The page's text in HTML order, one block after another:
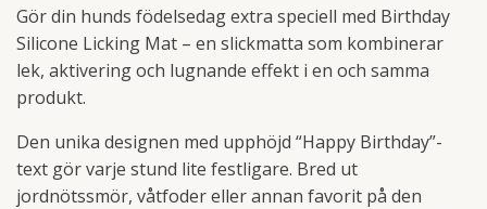
Gör din hunds födelsedag extra speciell med Birthday
Silicone Licking Mat – en slickmatta som kombinerar
lek, aktivering och lugnande effekt i en och samma
produkt.
Den unika designen med upphöjd “Happy Birthday”-
text gör varje stund lite festligare. Bred ut
jordnötssmör, våtfoder eller annan favorit på den